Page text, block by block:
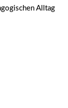
Alltag